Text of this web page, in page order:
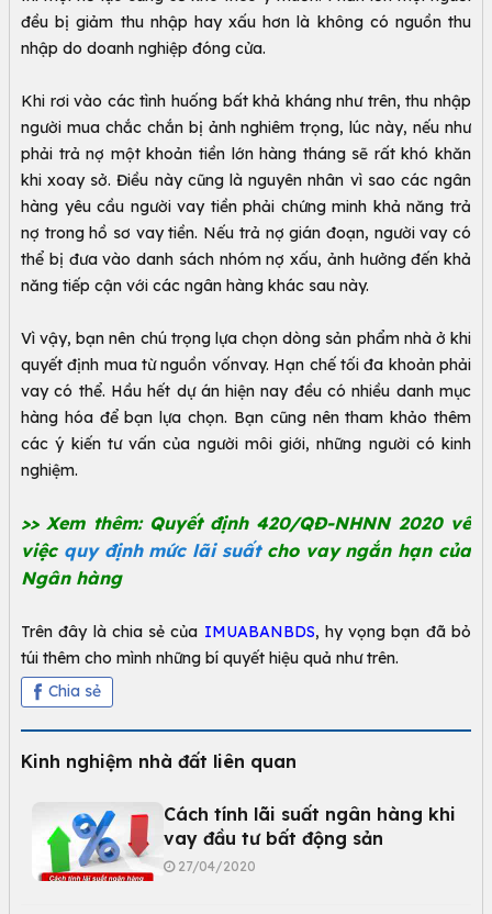
đều bị giảm thu nhập hay xấu hơn là không có nguồn thu
nhập do doanh nghiệp đóng cửa.
Khi rơi vào các tình huống bất khả kháng như trên, thu nhập
người mua chắc chắn bị ảnh nghiêm trọng, lúc này, nếu như
phải trả nợ một khoản tiền lớn hàng tháng sẽ rất khó khăn
khi xoay sở. Điều này cũng là nguyên nhân vì sao các ngân
hàng yêu cầu người vay tiền phải chứng minh khả năng trả
nợ trong hồ sơ vay tiền. Nếu trả nợ gián đoạn, người vay có
thể bị đưa vào danh sách nhóm nợ xấu, ảnh hưởng đến khả
năng tiếp cận với các ngân hàng khác sau này.
Vì vậy, bạn nên chú trọng lựa chọn dòng sản phẩm nhà ở khi
quyết định mua từ nguồn vốnvay. Hạn chế tối đa khoản phải
vay có thể. Hầu hết dự án hiện nay đều có nhiều danh mục
hàng hóa để bạn lựa chọn. Bạn cũng nên tham khảo thêm
các ý kiến tư vấn của người môi giới, những người có kinh
nghiệm.
>> Xem thêm: Quyết định 420/QĐ-NHNN 2020 về
việc quy định mức lãi suất cho vay ngắn hạn của
Ngân hàng
Trên đây là chia sẻ của IMUABANBDS, hy vọng bạn đã bỏ
túi thêm cho mình những bí quyết hiệu quả như trên.
Chia sẻ
Kinh nghiệm nhà đất liên quan
Cách tính lãi suất ngân hàng khi
vay đầu tư bất động sản
27/04/2020